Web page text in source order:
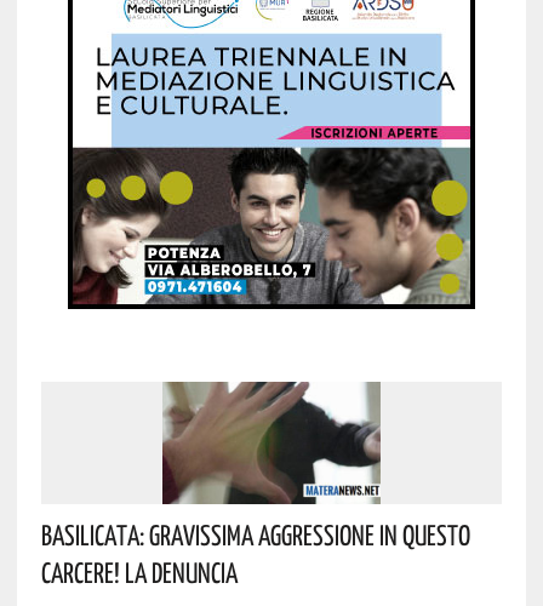
Basilicata: Gravissima Aggressione In Questo
Carcere! La Denuncia